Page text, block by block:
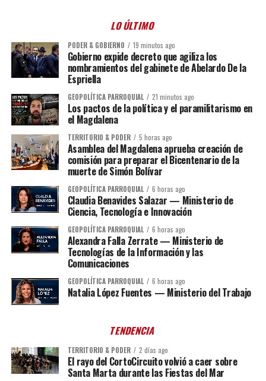
LO ÚLTIMO
PODER & GOBIERNO 19 minutos ago
Gobierno expide decreto que agiliza los
nombramientos del gabinete de Abelardo De la
Espriella
GEOPOLÍTICA PARROQUIAL 21 minutos ago
Los pactos de la política y el paramilitarismo en
el Magdalena
TERRITORIO & PODER 5 horas ago
Asamblea del Magdalena aprueba creación de
comisión para preparar el Bicentenario de la
muerte de Simón Bolívar
GEOPOLÍTICA PARROQUIAL 6 horas ago
Claudia Benavides Salazar — Ministerio de
Ciencia, Tecnología e Innovación
GEOPOLÍTICA PARROQUIAL 6 horas ago
Alexandra Falla Zerrate — Ministerio de
Tecnologías de la Información y las
Comunicaciones
GEOPOLÍTICA PARROQUIAL 6 horas ago
Natalia López Fuentes — Ministerio del Trabajo
TENDENCIA
TERRITORIO & PODER 2 días ago
El rayo del CortoCircuito volvió a caer sobre
Santa Marta durante las Fiestas del Mar